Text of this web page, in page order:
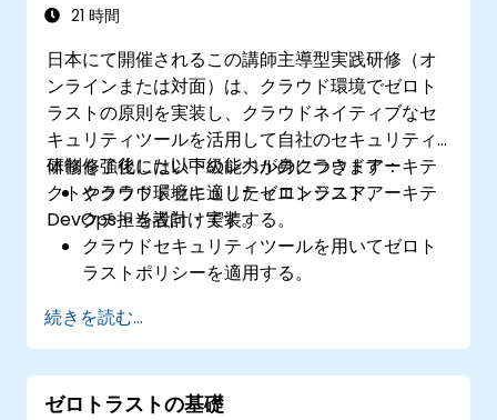
し軽減させる
21 時間
日本にて開催されるこの講師主導型実践研修（オ
ンラインまたは対面）は、クラウド環境でゼロト
ラストの原則を実装し、クラウドネイティブなセ
キュリティツールを活用して自社のセキュリティ
体制を強化したい中級レベルのクラウドアーキテ
クトやクラウドセキュリティエンジニア、
DevOps担当者向けです。
研修修了後には以下の能力が身につきます：
クラウド環境に適したゼロトラストアーキテ
クチャを設計・実装する。
クラウドセキュリティツールを用いてゼロト
ラストポリシーを適用する。
けるアクセス制御と継続的な監視を行う。
ID管理および認証システムをクラウドサービ
スと連携させる。
ゼロトラストの観点からクラウド環境の安全
続きを読む...
ゼロトラストの基礎